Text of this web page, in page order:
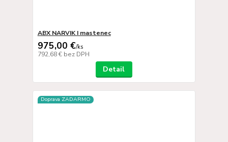
ABX NARVIK I mastenec
975,00 €/ks
792,68 € bez DPH
Detail
Doprava ZADARMO